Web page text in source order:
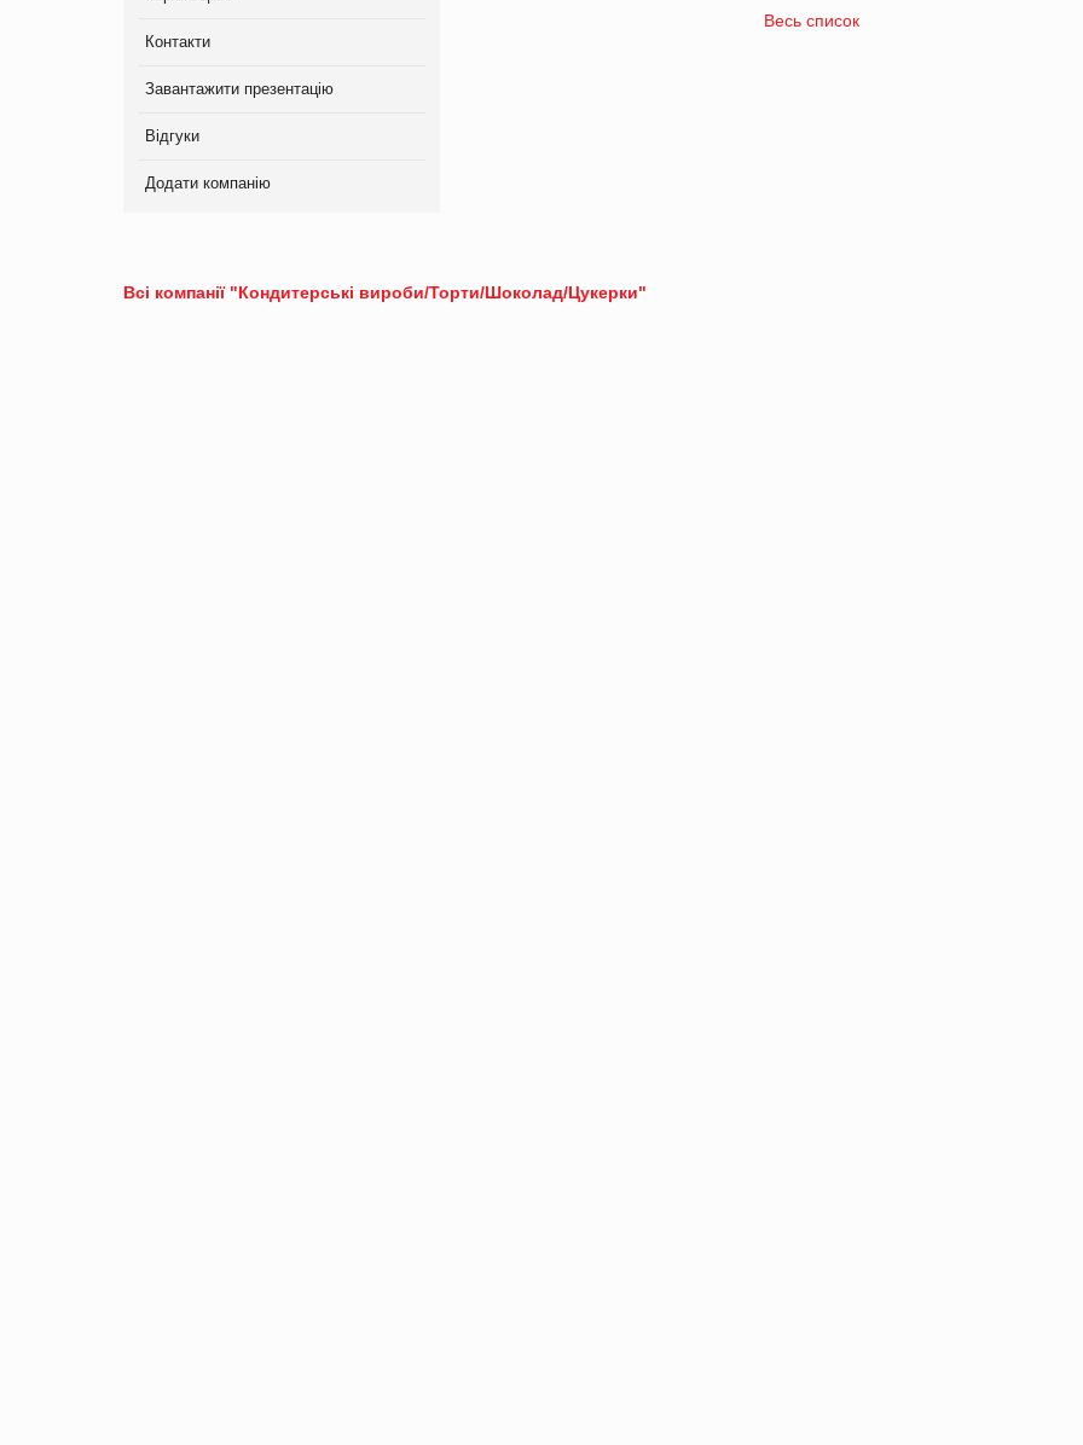
Контакти
Завантажити презентацію
Відгуки
Додати компанію
Весь список
Всі компанії "Кондитерські вироби/Торти/Шоколад/Цукерки"